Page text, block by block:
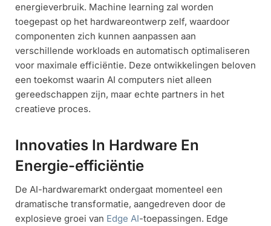
energieverbruik. Machine learning zal worden
toegepast op het hardwareontwerp zelf, waardoor
componenten zich kunnen aanpassen aan
verschillende workloads en automatisch optimaliseren
voor maximale efficiëntie. Deze ontwikkelingen beloven
een toekomst waarin AI computers niet alleen
gereedschappen zijn, maar echte partners in het
creatieve proces.
Innovaties In Hardware En
Energie-efficiëntie
De AI-hardwaremarkt ondergaat momenteel een
dramatische transformatie, aangedreven door de
explosieve groei van Edge AI-toepassingen. Edge